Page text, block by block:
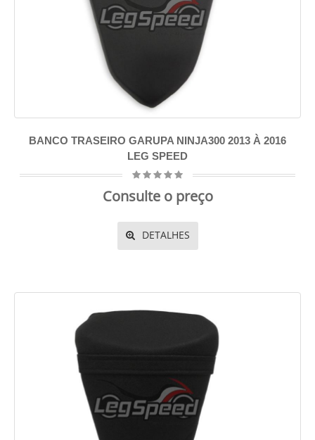
BANCO TRASEIRO GARUPA NINJA300 2013 À 2016
LEG SPEED
Consulte o preço
DETALHES